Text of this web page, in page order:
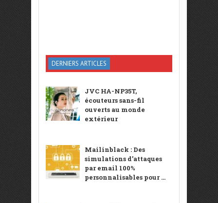
DERNIERS ARTICLES
JVC HA-NP35T,
écouteurs sans-fil
ouverts au monde
extérieur
Mailinblack : Des
simulations d’attaques
par email 100%
personnalisables pour ...